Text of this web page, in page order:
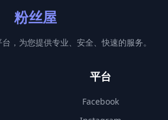
粉丝屋
，为您提供专业、安全、快速的服务。
平台
Facebook